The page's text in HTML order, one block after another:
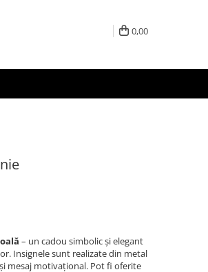
0,00
– un cadou simbolic și elegant
Insignele sunt realizate din metal
mesaj motivațional. Pot fi oferite